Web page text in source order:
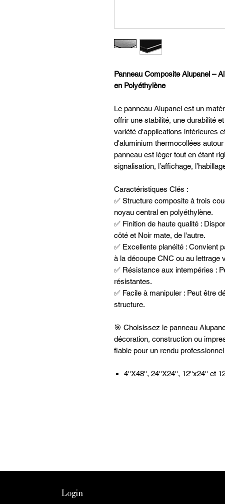
Panneau Composite Alupanel –
en Polyéthylène
Le panneau Alupanel est un
offrir une stabilité, une durabilité
variété d'applications intérieures
d'aluminium thermocollées
panneau est léger tout en étant
signalisation, l’affichage,
Caractéristiques Clés :
✅ Structure composite à trois
noyau central en polyéthylène.
✅ Finition de haute qualité :
côté et Noir mate, de l'autre.
✅ Excellente planéité : Convient
à la découpe CNC ou au lettrage
✅ Résistance aux intempéries :
résistantes.
✅ Facile à manipuler : Peut être
structure.
🎯 Choisissez le panneau
décoration, construction ou
fiable pour un rendu
4''X48'', 24''X24'', 12''x24'' et
Login